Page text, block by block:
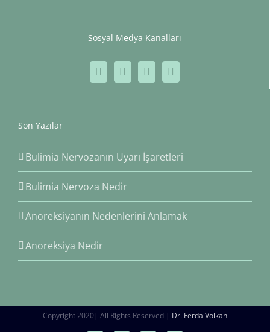
Sosyal Medya Kanalları
Son Yazılar
Bulimia Nervozanın Uyarı İşaretleri
Bulimia Nervoza Nedir
Anoreksiyanın Nedenlerini Anlamak
Anoreksiya Nedir
Copyright 2020| All Rights Reserved | Dr. Ferda Volkan